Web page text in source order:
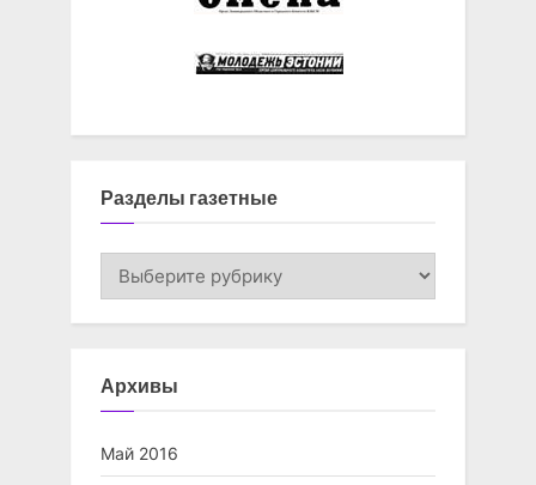
Разделы газетные
Разделы
Архивы
Май 2016